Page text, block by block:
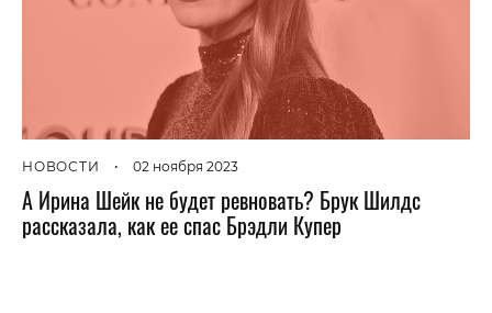
НОВОСТИ • 02 ноября 2023
А Ирина Шейк не будет ревновать? Брук Шилдс
рассказала, как ее спас Брэдли Купер